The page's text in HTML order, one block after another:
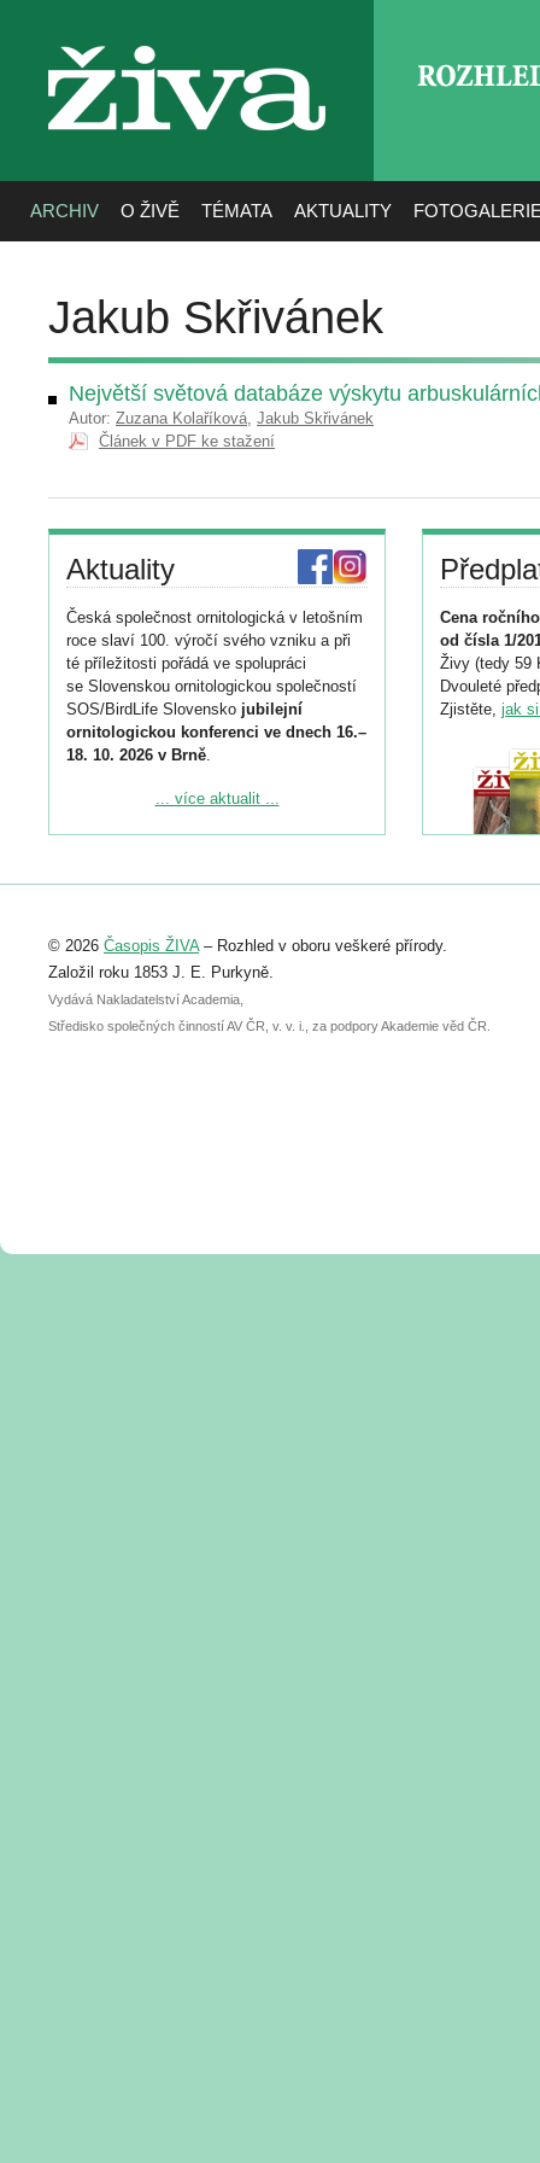
živa
ARCHIV O ŽIVĚ TÉMATA AKTUALITY
Jakub Skřivánek
Největší světová databáze výskytu
Autor: Zuzana Kolaříková, Jakub Skřivánek
Článek v PDF ke stažení
Aktuality
Česká společnost ornitologická v letošním
roce slaví 100. výročí svého vzniku a při
té příležitosti pořádá ve spolupráci
se Slovenskou ornitologickou společností
SOS/BirdLife Slovensko jubilejní
ornitologickou konferenci ve dnech 16.–
18. 10. 2026 v Brně.
Podrobnější informace ke konferenci
Registrovat se můžete do 6. září.
abstraktu přihlášené přednášky nebo
posteru je už 30. června.
... více aktualit ...
Cena
od čísla 1/
Živy (tedy 59
Dvouleté
Zjistěte, jak
© 2026 Časopis ŽIVA– Rozhled v oboru veškeré přírody.
Založil roku 1853 J. E. Purkyně.
Vydává Nakladatelství Academia,
Středisko společných činností AV ČR, v. v. i., za podpory Akademie věd ČR.